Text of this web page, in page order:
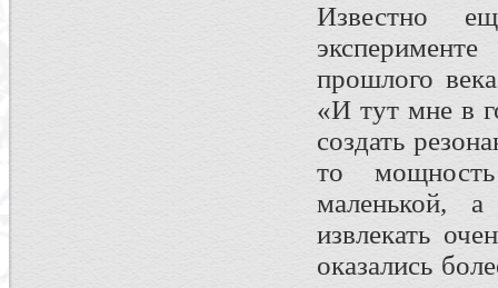
Известно
прошлого
«И тут мне в
создать
то
маленькой,
извлекать
оказались